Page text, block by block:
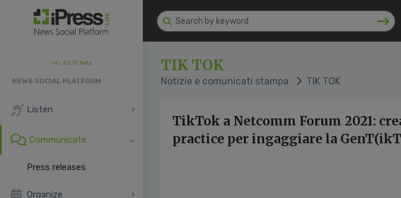
ver. 4.0.70 beta
NEWS SOCIAL PLATFORM
Listen
Communicate
Press releases
Organize
TIK TOK
Notizie e comunicati stampa TIK TOK
TikTok a Netcomm Forum 2021:
practice per ingaggiare la